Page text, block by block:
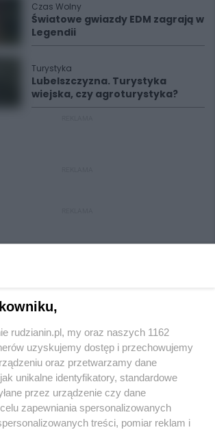
Czas Wolny
Światowe gwiazdy EDM zagrają w
Legendii
Turystyka
Lubelszczyzna. Turystyka
wiejska, czy agroturystyka?
lokalnych
rudzianin.pl, my oraz naszych 1162
uzyskujemy dostęp i przechowujemy
oraz przetwarzamy dane
unikalne identyfikatory, standardowe
przez urządzenie czy dane
zapewniania spersonalizowanych
treści, pomiar reklam i